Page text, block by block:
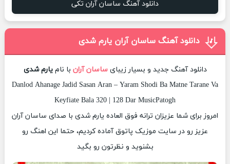
دانلود آهنگ ساسان آران تکی
دانلود آهنگ ساسان آران یارم شدی
دانلود آهنگ جدید و بسیار زیبایساسان آران با نامیارم شدی
Danlod Ahanage Jadid Sasan Aran – Yaram Shodi Ba Matne Tarane Va
Keyfiate Bala 320 | 128 Dar MusicPatogh
امروز برای شما عزیزان ترانه فوق العاده یارم شدی با صدای ساسان آران
عزیز رو در سایت موزیک پاتوق آماده کردیم، حتما این اهنگ رو
بشنوید و نظرتون رو بگید